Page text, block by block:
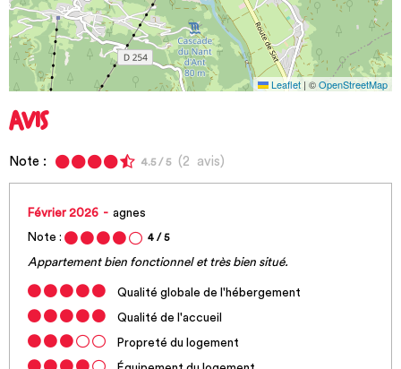
Leaflet | ©OpenStreetMap
AVIS
Note : 4.5 / 5( 2 avis)
Février 2026
agnes
Note :
4 / 5
Appartement bien fonctionnel et très bien situé.
Qualité globale de l'hébergement
Qualité de l'accueil
Propreté du logement